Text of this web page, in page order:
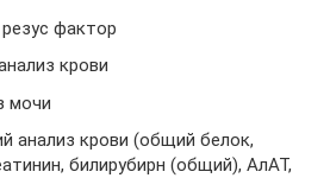
резус фактор
крови
мочи
анализ крови (общий белок,
билирубирн (общий), АлАТ,